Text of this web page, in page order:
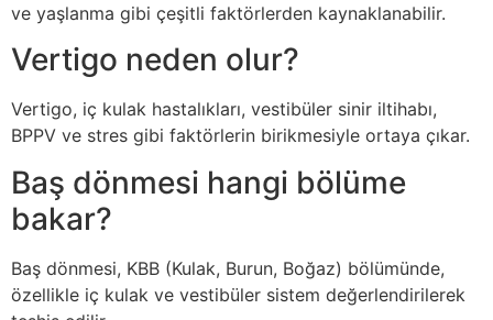
ve yaşlanma gibi çeşitli faktörlerden kaynaklanabilir.
Vertigo neden olur?
Vertigo, iç kulak hastalıkları, vestibüler sinir iltihabı,
BPPV ve stres gibi faktörlerin birikmesiyle ortaya çıkar.
Baş dönmesi hangi bölüme
bakar?
Baş dönmesi, KBB (Kulak, Burun, Boğaz) bölümünde,
özellikle iç kulak ve vestibüler sistem değerlendirilerek